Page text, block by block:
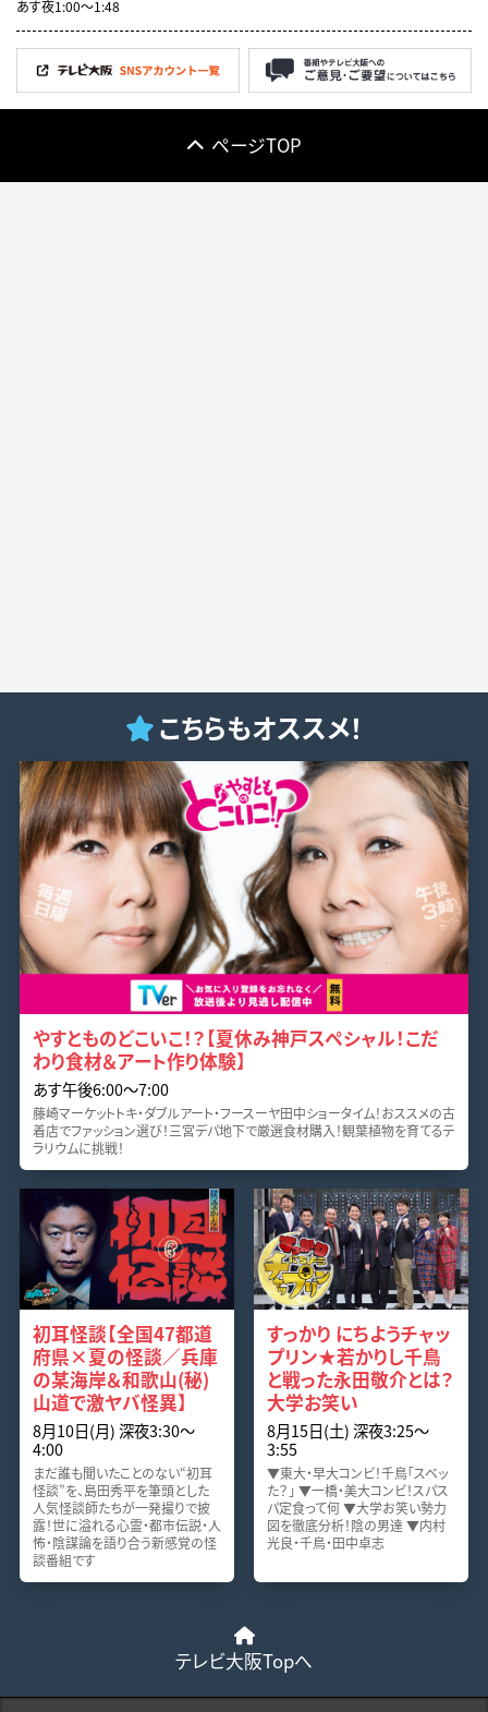
あす夜1:00〜1:48
ページTOP
こちらもオススメ！
やすとものどこいこ！？【夏休み神戸スペシャル！こだ
わり食材＆アート作り体験】
あす午後6:00〜7:00
藤崎マーケットトキ・ダブルアート・フースーヤ田中ショータイム！おススメの古
着店でファッション選び！三宮デパ地下で厳選食材購入！観葉植物を育てるテ
ラリウムに挑戦！
初耳怪談【全国47都道
府県×夏の怪談／兵庫
の某海岸＆和歌山(秘)
山道で激ヤバ怪異】
8月10日(月) 深夜3:30〜
4:00
まだ誰も聞いたことのない“初耳
怪談”を、島田秀平を筆頭とした
人気怪談師たちが一発撮りで披
露！世に溢れる心霊・都市伝説・人
怖・陰謀論を語り合う新感覚の怪
談番組です
すっかり にちようチャッ
プリン★若かりし千鳥
と戦った永田敬介とは？
大学お笑い
8月15日(土) 深夜3:25〜
3:55
▼東大・早大コンビ！千鳥「スベッ
た？」 ▼一橋・美大コンビ！スパス
パ定食って何 ▼大学お笑い勢力
図を徹底分析！陰の男達 ▼内村
光良・千鳥・田中卓志
テレビ大阪Topへ